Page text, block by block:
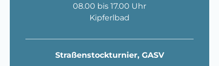
08.00 bis 17.00 Uhr
Kipferlbad
Straßenstockturnier, GASV